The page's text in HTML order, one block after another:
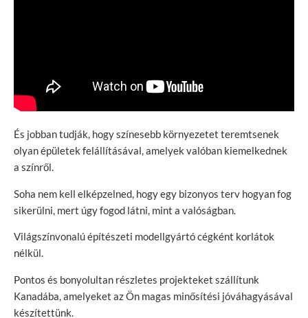
És jobban tudják, hogy színesebb környezetet teremtsenek
olyan épületek felállításával, amelyek valóban kiemelkednek
a színről.
Soha nem kell elképzelned, hogy egy bizonyos terv hogyan fog
sikerülni, mert úgy fogod látni, mint a valóságban.
Világszínvonalú építészeti modellgyártó cégként korlátok
nélkül.
Pontos és bonyolultan részletes projekteket szállítunk
Kanadába, amelyeket az Ön magas minősítési jóváhagyásával
készítettünk.